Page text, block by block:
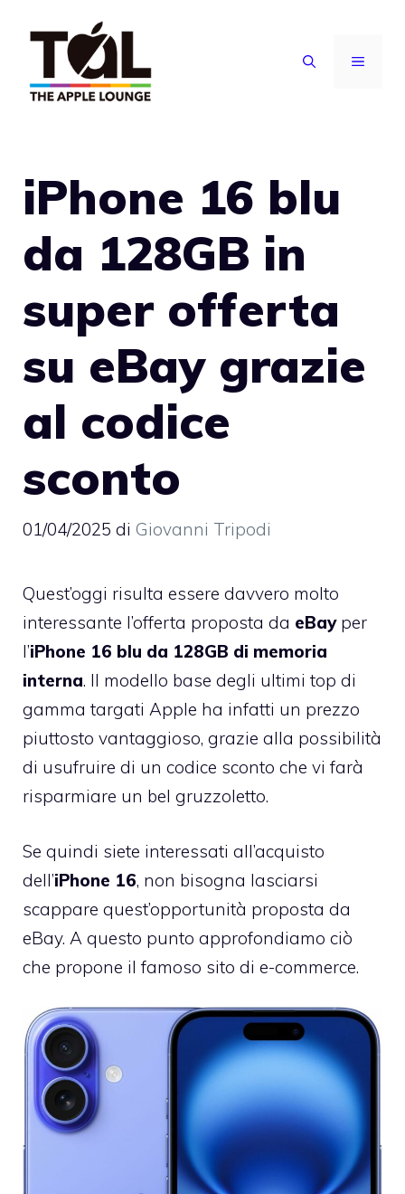
contenuto
MENU
iPhone 16 blu
da 128GB in
super offerta
su eBay grazie
al codice
sconto
01/04/2025 di Giovanni Tripodi
Quest’oggi risulta essere davvero molto
interessante l’offerta proposta da eBayper
l’iPhone 16 blu da 128GB di memoria
interna. Il modello base degli ultimi top di
gamma targati Apple ha infatti un prezzo
piuttosto vantaggioso, grazie alla possibilità
di usufruire di un codice sconto che vi farà
risparmiare un bel gruzzoletto.
Se quindi siete interessati all’acquisto
dell’iPhone 16, non bisogna lasciarsi
scappare quest’opportunità proposta da
eBay. A questo punto approfondiamo ciò
che propone il famoso sito di e-commerce.